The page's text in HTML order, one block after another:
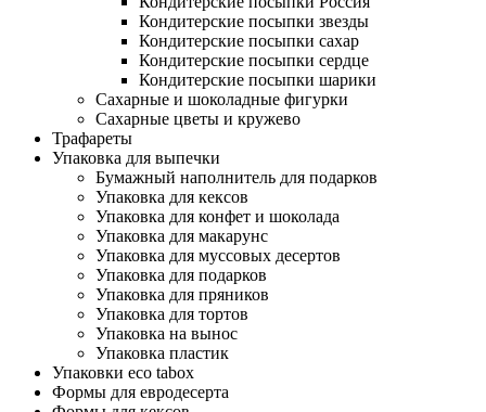
Кондитерские посыпки звезды
Кондитерские посыпки сахар
Кондитерские посыпки сердце
Кондитерские посыпки шарики
Сахарные и шоколадные фигурки
Сахарные цветы и кружево
Трафареты
Упаковка для выпечки
Бумажный наполнитель для подарков
Упаковка для кексов
Упаковка для конфет и шоколада
Упаковка для макарунс
Упаковка для муссовых десертов
Упаковка для подарков
Упаковка для пряников
Упаковка для тортов
Упаковка на вынос
Упаковка пластик
Упаковки eco tabox
Формы для евродесерта